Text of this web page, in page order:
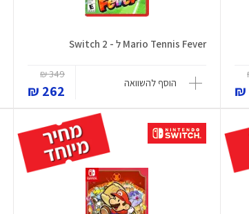
Mario Tennis Fever ל - Switch 2
הוסף להשוואה
349 ₪
262 ₪